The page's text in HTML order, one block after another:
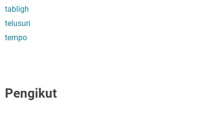
tabligh
telusuri
tempo
Pengikut